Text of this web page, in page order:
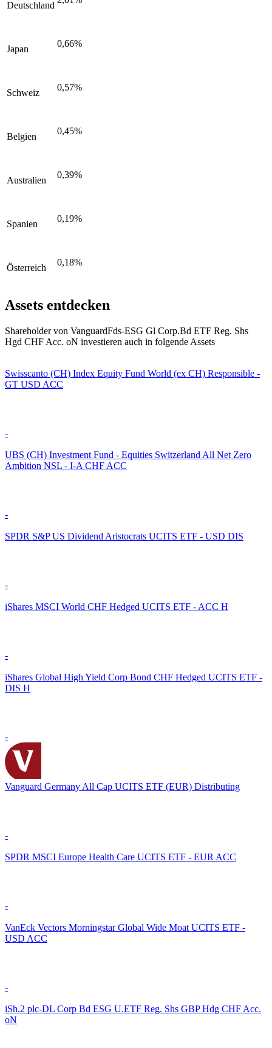
Deutschland
Japan
0,66%
Schweiz
0,57%
Belgien
0,45%
Australien
0,39%
Spanien
0,19%
Österreich
0,18%
Assets entdecken
Shareholder von VanguardFds-ESG Gl Corp.Bd ETF Reg. Shs
Hgd CHF Acc. oN investieren auch in folgende Assets
Swisscanto (CH) Index Equity Fund World (ex CH) Responsible -
GT USD ACC
-
UBS (CH) Investment Fund - Equities Switzerland All Net Zero
Ambition NSL - I-A CHF ACC
-
SPDR S&P US Dividend Aristocrats UCITS ETF - USD DIS
-
iShares MSCI World CHF Hedged UCITS ETF - ACC H
-
iShares Global High Yield Corp Bond CHF Hedged UCITS ETF -
DIS H
-
Vanguard Germany All Cap UCITS ETF (EUR) Distributing
-
SPDR MSCI Europe Health Care UCITS ETF - EUR ACC
-
VanEck Vectors Morningstar Global Wide Moat UCITS ETF -
USD ACC
-
iSh.2 plc-DL Corp Bd ESG U.ETF Reg. Shs GBP Hdg CHF Acc.
oN